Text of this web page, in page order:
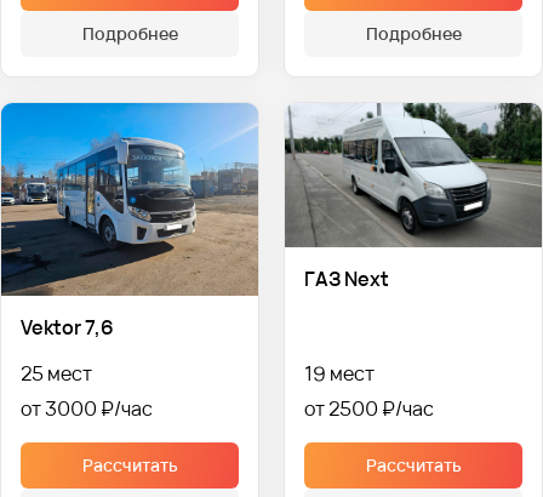
Подробнее
Подробнее
Vektor 7,6
25 мест
от 3000 ₽
Рассчитать
ГАЗ Next
19 мест
от 2500 ₽
Рассчитать